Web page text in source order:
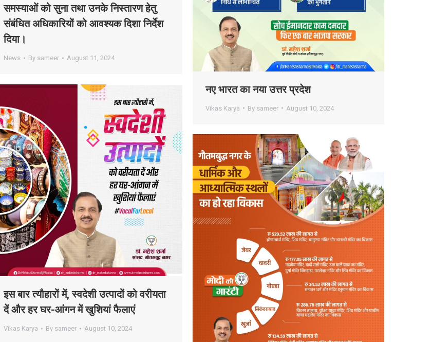
समस्याओं को सुना तथा उनके निस्तारण हेतु
संबंधित अधिकारियों को आवश्यक दिशा निर्देश
दिया।
News By sameer August 11, 2024
नए भारत का नया उत्तर प्रदेश
Vikas Karya By sameer August 10, 2024
इस बार त्यौहारों में, स्वदेशी उत्पादों को वरीयता
दें और हर घर-आंगन में खुशियां फैलाएं
Vikas Karya By sameer August 10, 2024